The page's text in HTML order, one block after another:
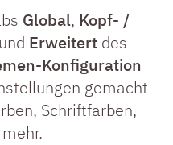
Global, Kopf- /
und Erweitert des
Konfiguration
gemacht
Schriftfarben,